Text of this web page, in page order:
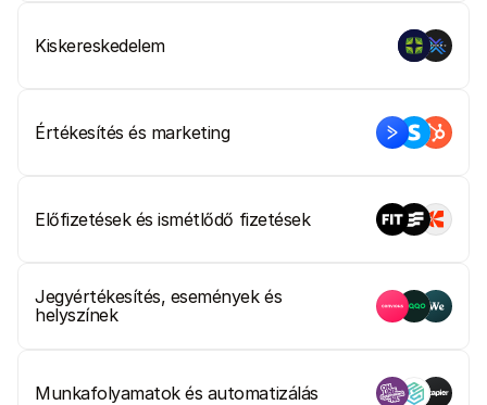
Kiskereskedelem
Értékesítés és marketing
Előfizetések és ismétlődő fizetések
Jegyértékesítés, események és
helyszínek
Munkafolyamatok és automatizálás